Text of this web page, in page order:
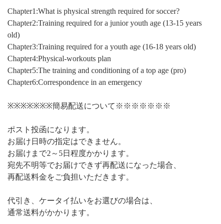
Chapter1:What is physical strength required for soccer?
Chapter2:Training required for a junior youth age (13-15 years
old)
Chapter3:Training required for a youth age (16-18 years old)
Chapter4:Physical-workouts plan
Chapter5:The training and conditioning of a top age (pro)
Chapter6:Correspondence in an emergency
※※※※※※※簡易配送について※※※※※※※
ポスト投函になります。
お届け日時の指定はできません。
お届けまで2～5日程度かかります。
宛先不明等でお届けできず再配送になった場合、
再配送料金をご負担いただきます。
代引き、ケータイ払いをお選びの場合は、
通常送料がかかります。